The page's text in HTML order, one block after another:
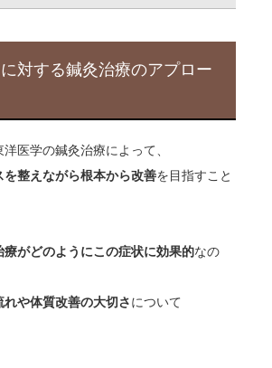
対する鍼灸治療のアプロー
医学の鍼灸治療によって、
整えながら根本から改善を目指すこと
療がどのようにこの症状に効果的なの
や体質改善の大切さについて